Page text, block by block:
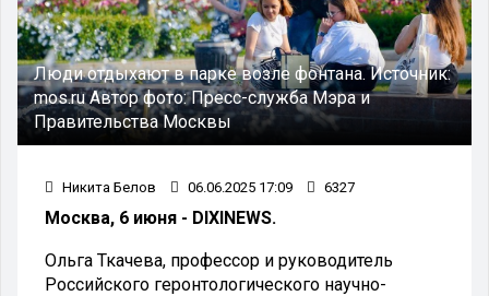
Люди отдыхают в парке возле фонтана.Источник:
mos.ruАвтор фото:Пресс-служба Мэра и
Правительства Москвы
Никита Белов 06.06.2025 17:09 6327
Москва, 6 июня - DIXINEWS.
Ольга Ткачева, профессор и руководитель
Российского геронтологического научно-